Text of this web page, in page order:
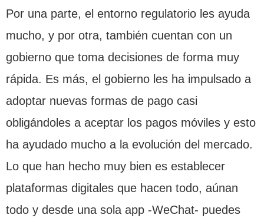
Por una parte, el entorno regulatorio les ayuda
mucho, y por otra, también cuentan con un
gobierno que toma decisiones de forma muy
rápida. Es más, el gobierno les ha impulsado a
adoptar nuevas formas de pago casi
obligándoles a aceptar los pagos móviles y esto
ha ayudado mucho a la evolución del mercado.
Lo que han hecho muy bien es establecer
plataformas digitales que hacen todo, aúnan
todo y desde una sola app -WeChat- puedes